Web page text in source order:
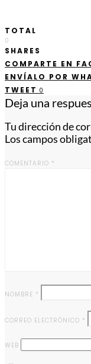
TOTAL
0
SHARES
COMPARTE EN
ENVÍALO POR
TWEET 0
Deja una
Tu dirección de
Los campos
COMENTARIO *
NOMBRE *
CORREO ELECTRÓNICO *
WEB